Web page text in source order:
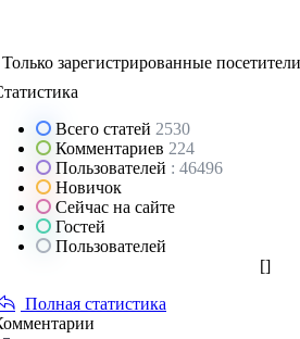
Только зарегистрированные
Всего статей 2530
Комментариев 224
Пользователей : 46496
Новичок
Сейчас на сайте
Гостей
Пользователей
[]
Полная статистика